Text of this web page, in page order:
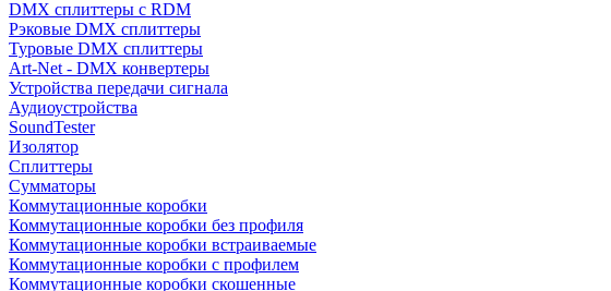
DMX сплиттеры с RDM
Рэковые DMX сплиттеры
Туровые DMX сплиттеры
Art-Net - DMX конвертеры
Устройства передачи сигнала
Аудиоустройства
SoundTester
Изолятор
Сплиттеры
Сумматоры
Коммутационные коробки
Коммутационные коробки без профиля
Коммутационные коробки встраиваемые
Коммутационные коробки с профилем
Коммутационные коробки скошенные